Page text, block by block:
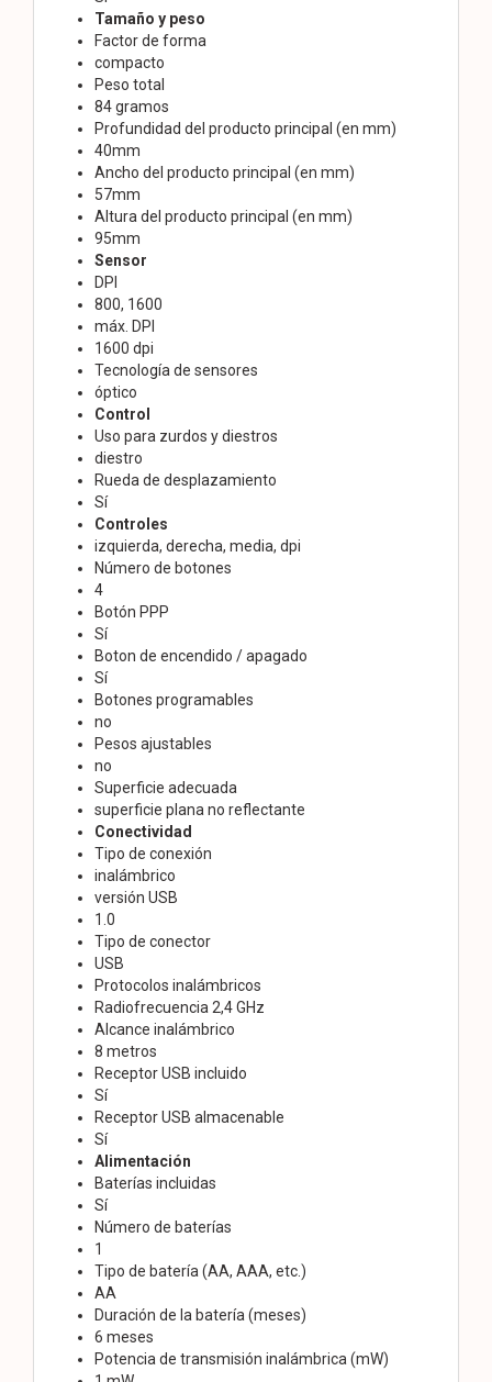
Tamaño y peso
Factor de forma
compacto
Peso total
84 gramos
Profundidad del producto principal (en mm)
40mm
Ancho del producto principal (en mm)
57mm
Altura del producto principal (en mm)
95mm
Sensor
DPI
800, 1600
máx. DPI
1600 dpi
Tecnología de sensores
óptico
Control
Uso para zurdos y diestros
diestro
Rueda de desplazamiento
Sí
Controles
izquierda, derecha, media, dpi
Número de botones
4
Botón PPP
Sí
Boton de encendido / apagado
Sí
Botones programables
no
Pesos ajustables
no
Superficie adecuada
superficie plana no reflectante
Conectividad
Tipo de conexión
inalámbrico
versión USB
1.0
Tipo de conector
USB
Protocolos inalámbricos
Radiofrecuencia 2,4 GHz
Alcance inalámbrico
8 metros
Receptor USB incluido
Sí
Receptor USB almacenable
Sí
Alimentación
Baterías incluidas
Sí
Número de baterías
1
Tipo de batería (AA, AAA, etc.)
AA
Duración de la batería (meses)
6 meses
Potencia de transmisión inalámbrica (mW)